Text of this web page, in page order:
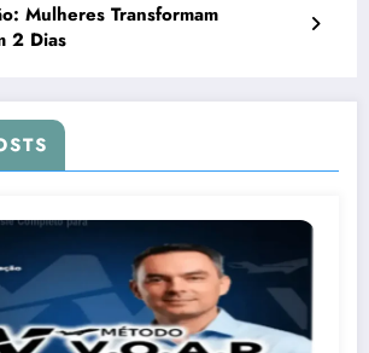
Mulheres Transformam
2 Dias